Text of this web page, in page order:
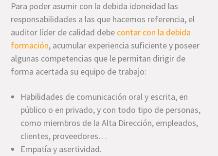
Para poder asumir con la debida idoneidad las
responsabilidades a las que hacemos referencia, el
auditor líder de calidad debe contar con la debida
formación, acumular experiencia suficiente y poseer
algunas competencias que le permitan dirigir de
forma acertada su equipo de trabajo:
Habilidades de comunicación oral y escrita, en
público o en privado, y con todo tipo de personas,
como miembros de la Alta Dirección, empleados,
clientes, proveedores…
Empatía y asertividad.